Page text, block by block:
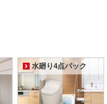
水廻り4点パック